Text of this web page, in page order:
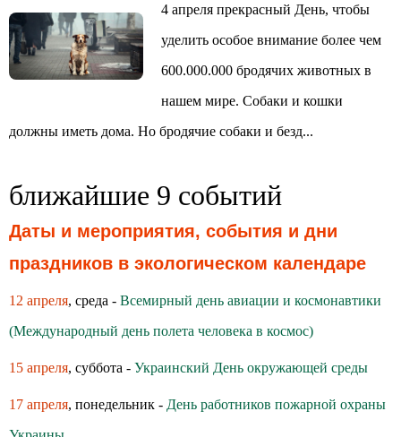
4 апреля прекрасный День, чтобы
уделить особое внимание более чем
600.000.000 бродячих животных в
нашем мире. Собаки и кошки
должны иметь дома. Но бродячие собаки и безд...
ближайшие 9 событий
Даты и мероприятия, события и дни
праздников в экологическом календаре
12 апреля, среда - Всемирный день авиации и космонавтики
(Международный день полета человека в космос)
15 апреля, суббота - Украинский День окружающей среды
17 апреля, понедельник - День работников пожарной охраны